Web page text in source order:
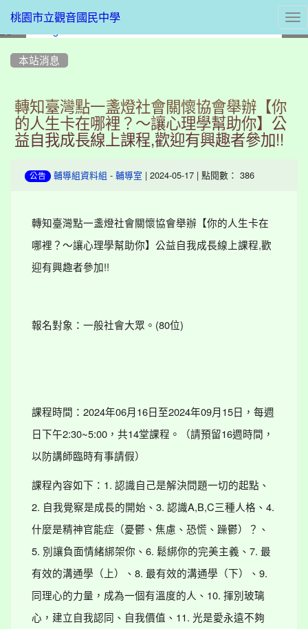
桃園市立觀音國民中學
本站消息
轉知臺灣點一盞燈社會關懷協會舉辦【你
的人生卡在哪裡？〜讓心理學幫助你】公
益自我成長線上課程,歡迎有興趣者參加!!
公告 輔導組資料組 - 輔導室 | 2024-05-17 | 點閱數： 386
轉知臺灣點一盞燈社會關懷協會舉辦【你的人生卡在
哪裡？〜讓心理學幫助你】公益自我成長線上課程,歡
迎有興趣者參加!!
報名對象：一般社會大眾。(80位)
課程時間：2024年06月16日至2024年09月15日，每週
日下午2:30~5:00，共14堂課程。（請預留16週時間，
以防講師臨時有事請假）
課程內容如下：1. 認識自己是解決問題一切的起點、
2. 自我覺察是成長的開始、3. 認識A,B,C三種人格、4.
什麼是精神官能症（憂鬱、焦慮、恐慌、躁鬱）？、
5. 別讓負面情緒綁架你、6. 鬆綁你的完美主義、7. 最
有效的溝通學（上）、8. 最有效的溝通學（下）、9.
同理心的力量，成為一個有溫度的人、10. 揮別玻璃
心，建立自我認同、自我價值、11. 光是愛永遠不夠